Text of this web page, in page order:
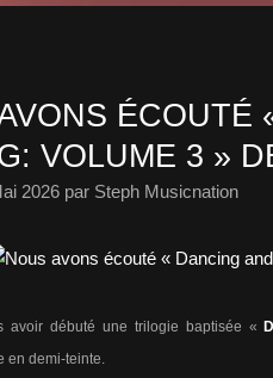
ÉCOUTÉ
VOLUME 3 »
2026 par Steph Musicnation
avoir débuté une trilogie baptisée «
en demi-teinte.